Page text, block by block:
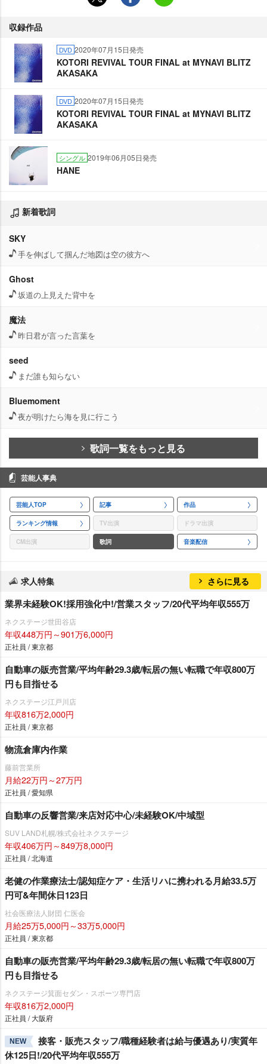
収録作品
DVD 2020年07月15日発売
KOTORI REVIVAL TOUR FINAL at MYNAVI BLITZ
AKASAKA
DVD 2020年07月15日発売
KOTORI REVIVAL TOUR FINAL at MYNAVI BLITZ
AKASAKA
シングル 2019年06月05日発売
HANE
新着歌詞
SKY
手を伸ばして掴んだ地図は空の彼方へ
Ghost
坂道の上見えた背中を
魔法
昨日君が言った言葉を
seed
まだ誰も知らない
Bluemoment
夜が明けたら海を見に行こう
歌詞一覧をもっと見る
芸能人事典
芸能人TOP 記事 作品
ランキング情報 TV出演 ドラマ出演
CM出演 歌詞 音楽配信
求人特集 さらに見る
業界未経験OK!採用強化中!/営業スタッフ/20代平均年収555万
ネクステージ世田谷店
年収448万円～901万6,000円
正社員 / 東京都
自動車の販売営業/平均年齢29.3歳/転居の無い転職で年収800万
円も目指せる
ネクステージ江戸川店
年収816万2,000円
正社員 / 東京都
物流倉庫内作業
藤前営業所
月給22万円～27万円
正社員 / 愛知県
自動車の反響営業/来店対応中心/未経験OK/中域型
SUV LAND札幌/株式会社ネクステージ
年収406万円～849万8,000円
正社員 / 北海道
老健の作業療法士/認知症ケア・生活リハに携われる月給33.5万
円可&年間休日123日
社会医療法人財団 仁医会
月給25万5,000円～33万5,000円
正社員 / 東京都
自動車の販売営業/平均年齢29.3歳/転居の無い転職で年収800万
円も目指せる
ネクステージ箕面セダン・スポーツ専門店
年収816万2,000円
正社員 / 大阪府
NEW
接客・販売スタッフ/職種経験者は給与優遇あり/実質年
休125日!/20代平均年収555万